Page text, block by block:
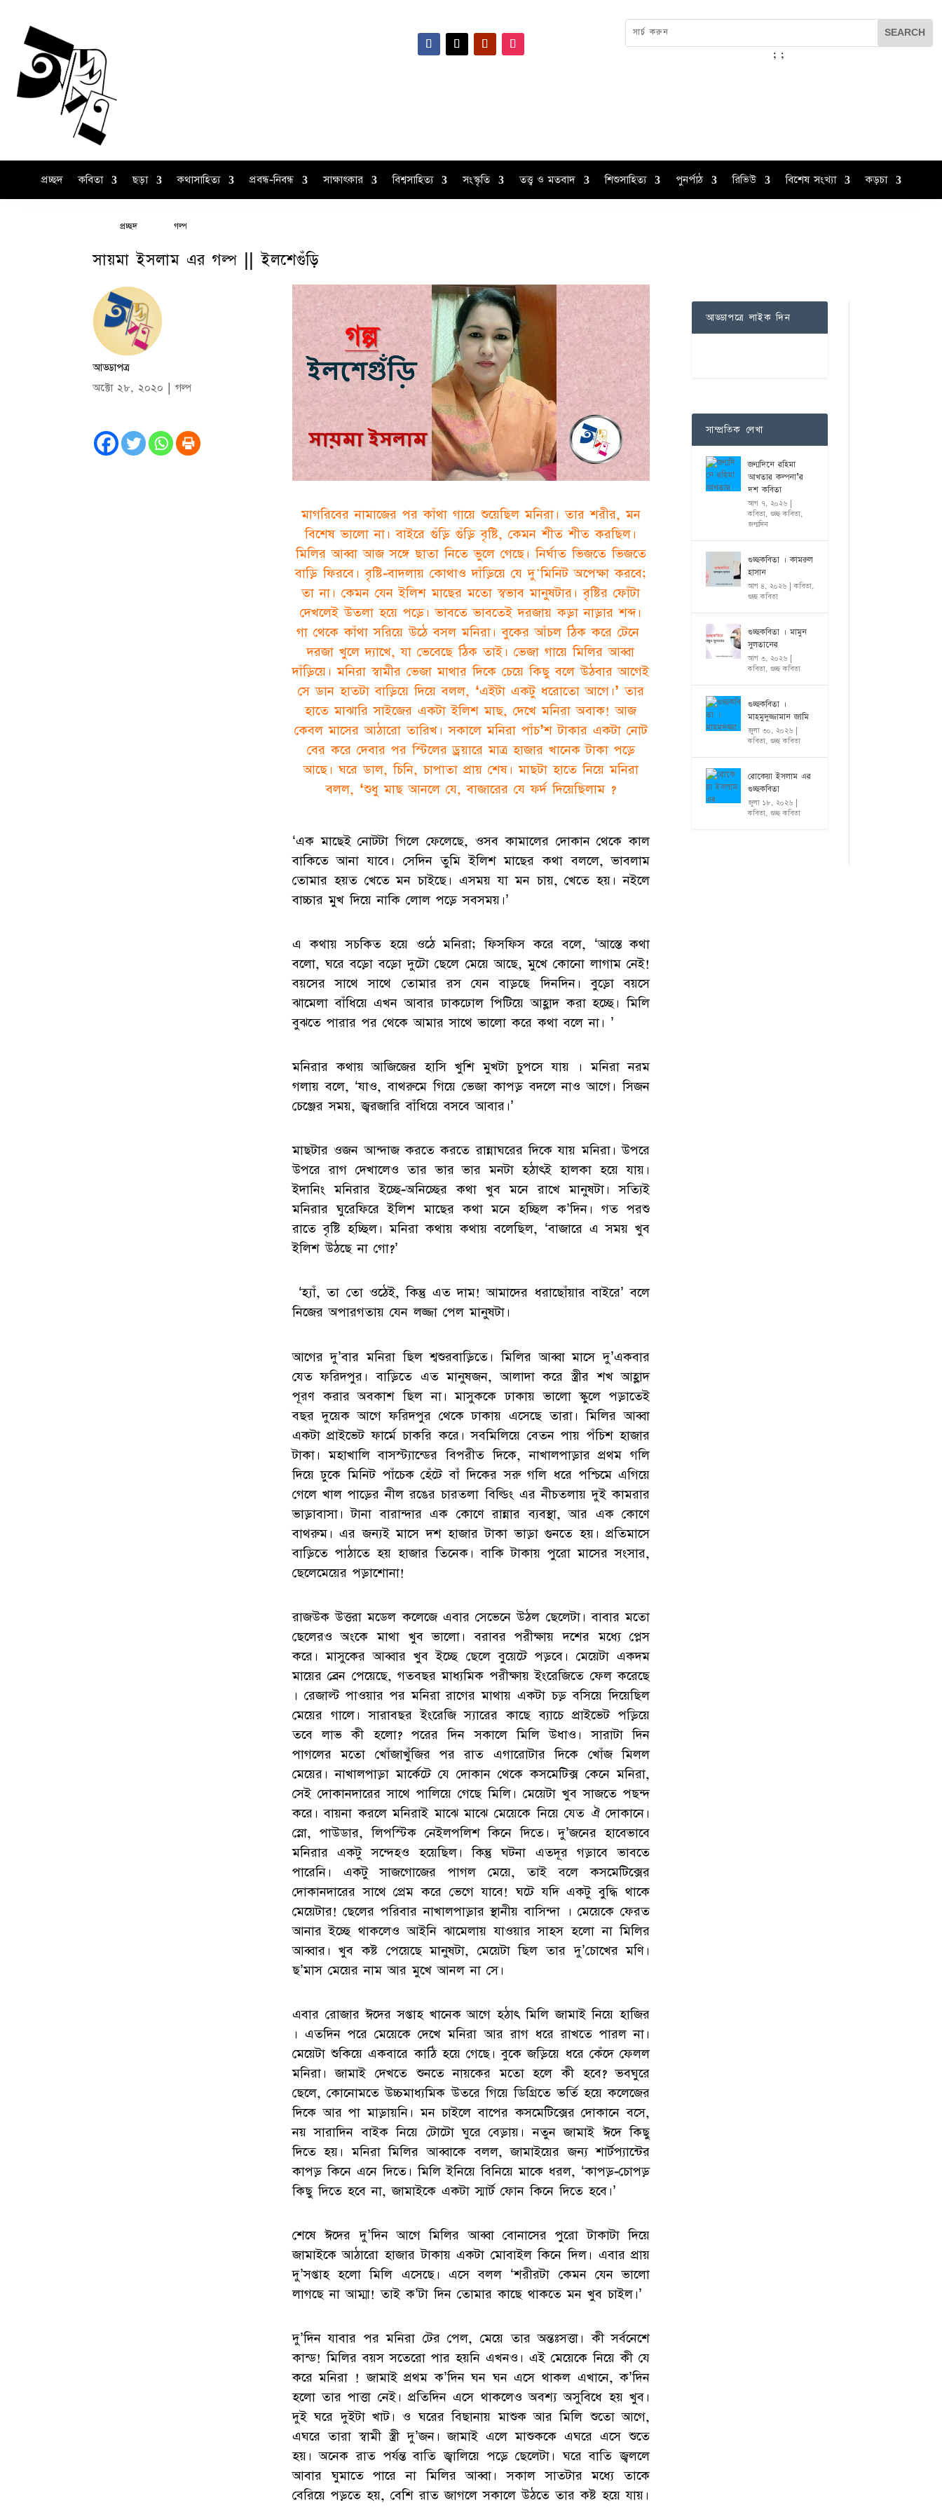
; ;
প্রচ্ছদ কবিতা ছড়া কথাসাহিত্য প্রবন্ধ-নিবন্ধ সাক্ষাৎকার বিশ্বসাহিত্য সংস্কৃতি তত্ত্ব ও মতবাদ শিশুসাহিত্য পুনর্পাঠ রিভিউ বিশেষ সংখ্যা কড়চা
প্রচ্ছদ গল্প
সায়মা ইসলাম এর গল্প || ইলশেগুঁড়ি
আড্ডাপত্র
অক্টো ২৮, ২০২০
গল্প
মাগরিবের নামাজের পর কাঁথা গায়ে শুয়েছিল মনিরা। তার শরীর, মন
বিশেষ ভালো না। বাইরে গুঁড়ি গুঁড়ি বৃষ্টি, কেমন শীত শীত করছিল।
মিলির আব্বা আজ সঙ্গে ছাতা নিতে ভুলে গেছে। নির্ঘাত ভিজতে ভিজতে
বাড়ি ফিরবে। বৃষ্টি-বাদলায় কোথাও দাঁড়িয়ে যে দু'মিনিট অপেক্ষা করবে;
তা না। কেমন যেন ইলিশ মাছের মতো স্বভাব মানুষটার। বৃষ্টির ফোঁটা
দেখলেই উতলা হয়ে পড়ে। ভাবতে ভাবতেই দরজায় কড়া নাড়ার শব্দ।
গা থেকে কাঁথা সরিয়ে উঠে বসল মনিরা। বুকের আঁচল ঠিক করে টেনে
দরজা খুলে দ্যাখে, যা ভেবেছে ঠিক তাই। ভেজা গায়ে মিলির আব্বা
দাঁড়িয়ে। মনিরা স্বামীর ভেজা মাথার দিকে চেয়ে কিছু বলে উঠবার আগেই
সে ডান হাতটা বাড়িয়ে দিয়ে বলল, ‘এইটা একটু ধরোতো আগে।’ তার
হাতে মাঝারি সাইজের একটা ইলিশ মাছ, দেখে মনিরা অবাক! আজ
কেবল মাসের আঠারো তারিখ। সকালে মনিরা পাঁচ’শ টাকার একটা নোট
বের করে দেবার পর স্টিলের ড্রয়ারে মাত্র হাজার খানেক টাকা পড়ে
আছে। ঘরে ডাল, চিনি, চাপাতা প্রায় শেষ। মাছটা হাতে নিয়ে মনিরা
বলল, ‘শুধু মাছ আনলে যে, বাজারের যে ফর্দ দিয়েছিলাম ?
‘এক মাছেই নোটটা গিলে ফেলেছে, ওসব কামালের দোকান থেকে কাল
বাকিতে আনা যাবে। সেদিন তুমি ইলিশ মাছের কথা বললে, ভাবলাম
তোমার হয়ত খেতে মন চাইছে। এসময় যা মন চায়, খেতে হয়। নইলে
বাচ্চার মুখ দিয়ে নাকি লোল পড়ে সবসময়।’
এ কথায় সচকিত হয়ে ওঠে মনিরা; ফিসফিস করে বলে, ‘আস্তে কথা
বলো, ঘরে বড়ো বড়ো দুটো ছেলে মেয়ে আছে, মুখে কোনো লাগাম নেই!
বয়সের সাথে সাথে তোমার রস যেন বাড়ছে দিনদিন। বুড়ো বয়সে
ঝামেলা বাঁধিয়ে এখন আবার ঢাকঢোল পিটিয়ে আহ্লাদ করা হচ্ছে। মিলি
বুঝতে পারার পর থেকে আমার সাথে ভালো করে কথা বলে না। ’
মনিরার কথায় আজিজের হাসি খুশি মুখটা চুপসে যায় । মনিরা নরম
গলায় বলে, ‘যাও, বাথরুমে গিয়ে ভেজা কাপড় বদলে নাও আগে। সিজন
চেঞ্জের সময়, জ্বরজারি বাঁধিয়ে বসবে আবার।’
মাছটার ওজন আন্দাজ করতে করতে রান্নাঘরের দিকে যায় মনিরা। উপরে
উপরে রাগ দেখালেও তার ভার ভার মনটা হঠাৎই হালকা হয়ে যায়।
ইদানিং মনিরার ইচ্ছে-অনিচ্ছের কথা খুব মনে রাখে মানুষটা। সত্যিই
মনিরার ঘুরেফিরে ইলিশ মাছের কথা মনে হচ্ছিল ক’দিন। গত পরশু
রাতে বৃষ্টি হচ্ছিল। মনিরা কথায় কথায় বলেছিল, ‘বাজারে এ সময় খুব
ইলিশ উঠছে না গো?’
‘হ্যাঁ, তা তো ওঠেই, কিন্তু এত দাম! আমাদের ধরাছোঁয়ার বাইরে’ বলে
নিজের অপারগতায় যেন লজ্জা পেল মানুষটা।
আগের দু’বার মনিরা ছিল শ্বশুরবাড়িতে। মিলির আব্বা মাসে দু’একবার
যেত ফরিদপুর। বাড়িতে এত মানুষজন, আলাদা করে স্ত্রীর শখ আহ্লাদ
পূরণ করার অবকাশ ছিল না। মাসুককে ঢাকায় ভালো স্কুলে পড়াতেই
বছর দুয়েক আগে ফরিদপুর থেকে ঢাকায় এসেছে তারা। মিলির আব্বা
একটা প্রাইভেট ফার্মে চাকরি করে। সবমিলিয়ে বেতন পায় পঁচিশ হাজার
টাকা। মহাখালি বাসস্ট্যান্ডের বিপরীত দিকে, নাখালপাড়ার প্রথম গলি
দিয়ে ঢুকে মিনিট পাঁচেক হেঁটে বাঁ দিকের সরু গলি ধরে পশ্চিমে এগিয়ে
গেলে খাল পাড়ের নীল রঙের চারতলা বিল্ডিং এর নীচতলায় দুই কামরার
ভাড়াবাসা। টানা বারান্দার এক কোণে রান্নার ব্যবস্থা, আর এক কোণে
বাথরুম। এর জন্যই মাসে দশ হাজার টাকা ভাড়া গুনতে হয়। প্রতিমাসে
বাড়িতে পাঠাতে হয় হাজার তিনেক। বাকি টাকায় পুরো মাসের সংসার,
ছেলেমেয়ের পড়াশোনা!
রাজউক উত্তরা মডেল কলেজে এবার সেভেনে উঠল ছেলেটা। বাবার মতো
ছেলেরও অংকে মাথা খুব ভালো। বরাবর পরীক্ষায় দশের মধ্যে প্লেস
করে। মাসুকের আব্বার খুব ইচ্ছে ছেলে বুয়েটে পড়বে। মেয়েটা একদম
মায়ের ব্রেন পেয়েছে, গতবছর মাধ্যমিক পরীক্ষায় ইংরেজিতে ফেল করেছে
। রেজাল্ট পাওয়ার পর মনিরা রাগের মাথায় একটা চড় বসিয়ে দিয়েছিল
মেয়ের গালে। সারাবছর ইংরেজি স্যারের কাছে ব্যাচে প্রাইভেট পড়িয়ে
তবে লাভ কী হলো? পরের দিন সকালে মিলি উধাও। সারাটা দিন
পাগলের মতো খোঁজাখুঁজির পর রাত এগারোটার দিকে খোঁজ মিলল
মেয়ের। নাখালপাড়া মার্কেটে যে দোকান থেকে কসমেটিক্স কেনে মনিরা,
সেই দোকানদারের সাথে পালিয়ে গেছে মিলি। মেয়েটা খুব সাজতে পছন্দ
করে। বায়না করলে মনিরাই মাঝে মাঝে মেয়েকে নিয়ে যেত ঐ দোকানে।
স্নো, পাউডার, লিপস্টিক নেইলপলিশ কিনে দিতে। দু’জনের হাবেভাবে
মনিরার একটু সন্দেহও হয়েছিল। কিন্তু ঘটনা এতদূর গড়াবে ভাবতে
পারেনি। একটু সাজগোজের পাগল মেয়ে, তাই বলে কসমেটিক্সের
দোকানদারের সাথে প্রেম করে ভেগে যাবে! ঘটে যদি একটু বুদ্ধি থাকে
মেয়েটার! ছেলের পরিবার নাখালপাড়ার স্থানীয় বাসিন্দা । মেয়েকে ফেরত
আনার ইচ্ছে থাকলেও আইনি ঝামেলায় যাওয়ার সাহস হলো না মিলির
আব্বার। খুব কষ্ট পেয়েছে মানুষটা, মেয়েটা ছিল তার দু’চোখের মণি।
ছ’মাস মেয়ের নাম আর মুখে আনল না সে।
এবার রোজার ঈদের সপ্তাহ খানেক আগে হঠাৎ মিলি জামাই নিয়ে হাজির
। এতদিন পরে মেয়েকে দেখে মনিরা আর রাগ ধরে রাখতে পারল না।
মেয়েটা শুকিয়ে একবারে কাঠি হয়ে গেছে। বুকে জড়িয়ে ধরে কেঁদে ফেলল
মনিরা। জামাই দেখতে শুনতে নায়কের মতো হলে কী হবে? ভবঘুরে
ছেলে, কোনোমতে উচ্চমাধ্যমিক উতরে গিয়ে ডিগ্রিতে ভর্তি হয়ে কলেজের
দিকে আর পা মাড়ায়নি। মন চাইলে বাপের কসমেটিক্সের দোকানে বসে,
নয় সারাদিন বাইক নিয়ে টোটো ঘুরে বেড়ায়। নতুন জামাই ঈদে কিছু
দিতে হয়। মনিরা মিলির আব্বাকে বলল, জামাইয়ের জন্য শার্টপ্যান্টের
কাপড় কিনে এনে দিতে। মিলি ইনিয়ে বিনিয়ে মাকে ধরল, ‘কাপড়-চোপড়
কিছু দিতে হবে না, জামাইকে একটা স্মার্ট ফোন কিনে দিতে হবে।’
শেষে ঈদের দু’দিন আগে মিলির আব্বা বোনাসের পুরো টাকাটা দিয়ে
জামাইকে আঠারো হাজার টাকায় একটা মোবাইল কিনে দিল। এবার প্রায়
দু’সপ্তাহ হলো মিলি এসেছে। এসে বলল ‘শরীরটা কেমন যেন ভালো
লাগছে না আম্মা! তাই ক’টা দিন তোমার কাছে থাকতে মন খুব চাইল।’
দু’দিন যাবার পর মনিরা টের পেল, মেয়ে তার অন্তঃসত্তা। কী সর্বনেশে
কান্ড! মিলির বয়স সতেরো পার হয়নি এখনও। এই মেয়েকে নিয়ে কী যে
করে মনিরা ! জামাই প্রথম ক’দিন ঘন ঘন এসে থাকল এখানে, ক’দিন
হলো তার পাত্তা নেই। প্রতিদিন এসে থাকলেও অবশ্য অসুবিধে হয় খুব।
দুই ঘরে দুইটা খাট। ও ঘরের বিছানায় মাশুক আর মিলি শুতো আগে,
এঘরে তারা স্বামী স্ত্রী দু’জন। জামাই এলে মাশুককে এঘরে এসে শুতে
হয়। অনেক রাত পর্যন্ত বাতি জ্বালিয়ে পড়ে ছেলেটা। ঘরে বাতি জ্বললে
আবার ঘুমাতে পারে না মিলির আব্বা। সকাল সাতটার মধ্যে তাকে
বেরিয়ে পড়তে হয়, বেশি রাত জাগলে সকালে উঠতে তার কষ্ট হয়ে যায়।
আড্ডাপত্রে লাইক দিন
সাম্প্রতিক লেখা
জন্মদিনে রহিমা
আখতার কল্পনা’র
দশ কবিতা
আগ ৭, ২০২৬|
কবিতা, গুচ্ছ কবিতা,
জন্মদিন
গুচ্ছকবিতা । কামরুল
হাসান
আগ ৪, ২০২৬|কবিতা,
গুচ্ছ কবিতা
গুচ্ছকবিতা । মামুন
সুলতানের
আগ ৩, ২০২৬|
কবিতা, গুচ্ছ কবিতা
গুচ্ছকবিতা ।
মাহমুদুজ্জামান জামি
জুলা ৩০, ২০২৬|
কবিতা, গুচ্ছ কবিতা
রোকেয়া ইসলাম এর
গুচ্ছকবিতা
জুলা ১৮, ২০২৬|
কবিতা, গুচ্ছ কবিতা